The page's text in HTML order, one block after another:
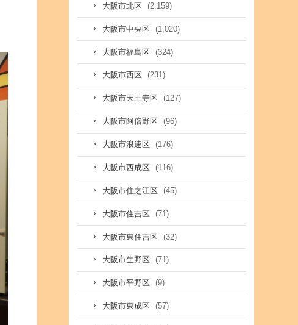
大阪市北区 (2,159)
大阪市中央区 (1,020)
大阪市福島区 (324)
大阪市西区 (231)
大阪市天王寺区 (127)
大阪市阿倍野区 (96)
大阪市浪速区 (176)
大阪市西成区 (116)
大阪市住之江区 (45)
大阪市住吉区 (71)
大阪市東住吉区 (32)
大阪市生野区 (71)
大阪市平野区 (9)
大阪市東成区 (57)